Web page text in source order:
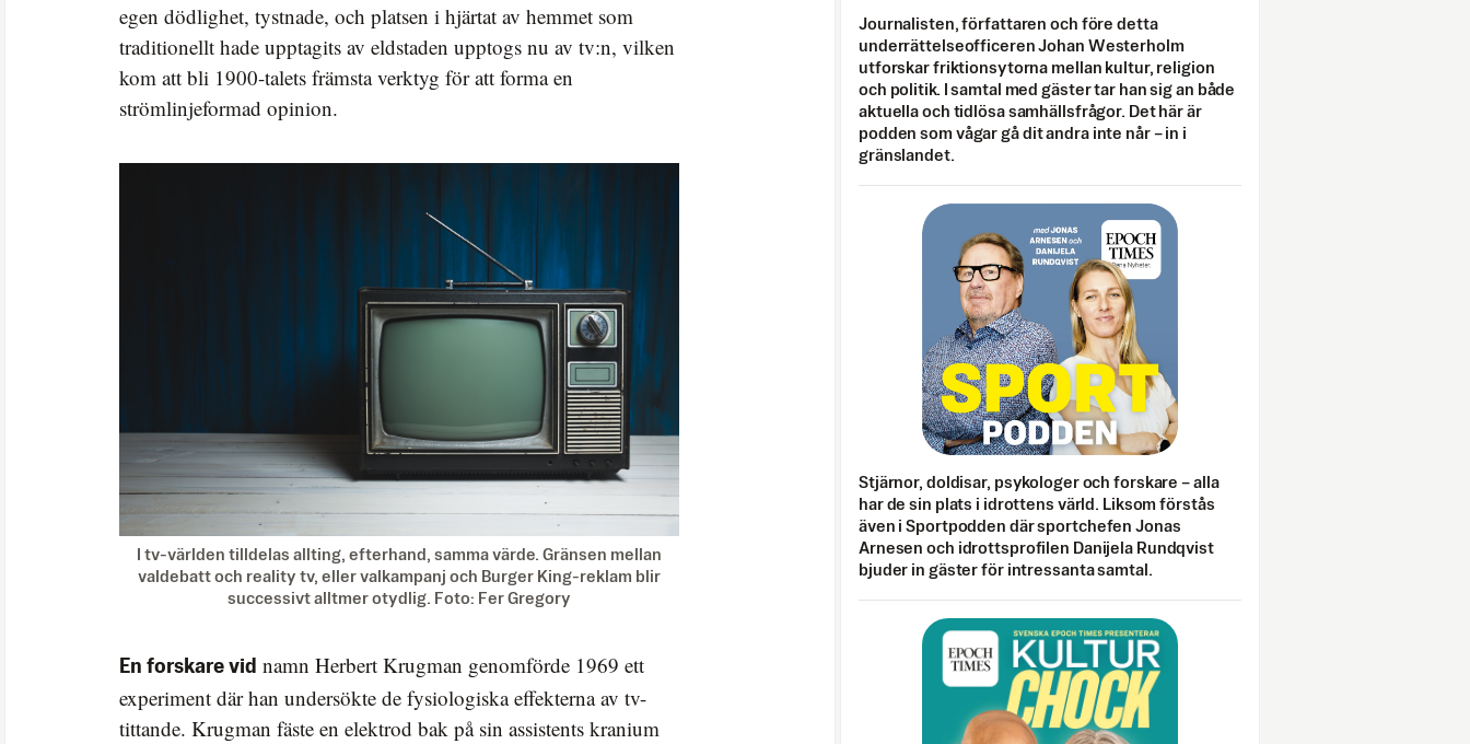
egen dödlighet, tystnade, och platsen i hjärtat av hemmet som
traditionellt hade upptagits av eldstaden upptogs nu av tv:n, vilken
kom att bli 1900-talets främsta verktyg för att forma en
strömlinjeformad opinion.
I tv-världen tilldelas allting, efterhand, samma värde. Gränsen mellan
valdebatt och reality tv, eller valkampanj och Burger King-reklam blir
successivt alltmer otydlig. Foto: Fer Gregory
En forskare vid namn Herbert Krugman genomförde 1969 ett
experiment där han undersökte de fysiologiska effekterna av tv-
tittande. Krugman fäste en elektrod bak på sin assistents kranium
Journalisten, författaren och före detta
underrättelseofficeren Johan Westerholm
utforskar friktionsytorna mellan kultur, religion
och politik. I samtal med gäster tar han sig an både
aktuella och tidlösa samhällsfrågor. Det här är
podden som vågar gå dit andra inte når – in i
gränslandet.
Stjärnor, doldisar, psykologer och forskare – alla
har de sin plats i idrottens värld. Liksom förstås
även i Sportpodden där sportchefen Jonas
Arnesen och idrottsprofilen Danijela Rundqvist
bjuder in gäster för intressanta samtal.